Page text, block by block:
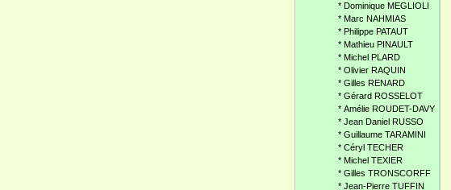
* Dominique MEGLIOLI
* Marc NAHMIAS
* Philippe PATAUT
* Mathieu PINAULT
* Michel PLARD
* Olivier RAQUIN
* Gilles RENARD
* Gérard ROSSELOT
* Amélie ROUDET-DAVY
* Jean Daniel RUSSO
* Guillaume TARAMINI
* Céryl TECHER
* Michel TEXIER
* Gilles TRONSCORFF
* Jean-Pierre TUFFIN